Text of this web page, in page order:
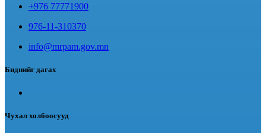
+976 77771900
976-11-310370
info@mrpam.gov.mn
Биднийг дагах
Чухал холбоосууд